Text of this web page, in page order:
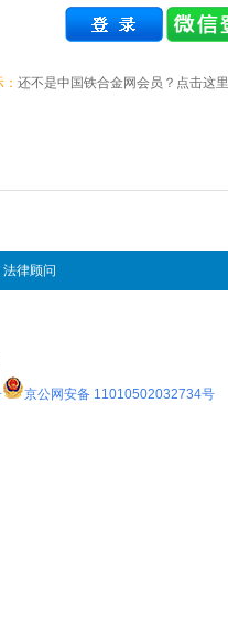
还不是中国铁合金网会员？点击这里
法律顾问
京公网安备 11010502032734号